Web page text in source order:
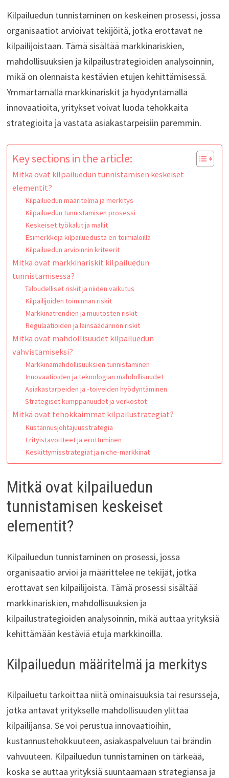
Kilpailuedun tunnistaminen on keskeinen prosessi, jossa
organisaatiot arvioivat tekijöitä, jotka erottavat ne
kilpailijoistaan. Tämä sisältää markkinariskien,
mahdollisuuksien ja kilpailustrategioiden analysoinnin,
mikä on olennaista kestävien etujen kehittämisessä.
Ymmärtämällä markkinariskit ja hyödyntämällä
innovaatioita, yritykset voivat luoda tehokkaita
strategioita ja vastata asiakastarpeisiin paremmin.
Key sections in the article:
Mitkä ovat kilpailuedun tunnistamisen keskeiset
elementit?
Kilpailuedun määritelmä ja merkitys
Kilpailuedun tunnistamisen prosessi
Keskeiset työkalut ja mallit
Esimerkkejä kilpailuedusta eri toimialoilla
Kilpailuedun arvioinnin kriteerit
Mitkä ovat markkinariskit kilpailuedun
tunnistamisessa?
Taloudelliset riskit ja niiden vaikutus
Kilpailijoiden toiminnan riskit
Markkinatrendien ja muutosten riskit
Regulaatioiden ja lainsäädännön riskit
Mitkä ovat mahdollisuudet kilpailuedun
vahvistamiseksi?
Markkinamahdollisuuksien tunnistaminen
Innovaatioiden ja teknologian mahdollisuudet
Asiakastarpeiden ja -toiveiden hyödyntäminen
Strategiset kumppanuudet ja verkostot
Mitkä ovat tehokkaimmat kilpailustrategiat?
Kustannusjohtajuusstrategia
Erityistavoitteet ja erottuminen
Keskittymisstrategiat ja niche-markkinat
Mitkä ovat kilpailuedun
tunnistamisen keskeiset
elementit?
Kilpailuedun tunnistaminen on prosessi, jossa
organisaatio arvioi ja määrittelee ne tekijät, jotka
erottavat sen kilpailijoista. Tämä prosessi sisältää
markkinariskien, mahdollisuuksien ja
kilpailustrategioiden analysoinnin, mikä auttaa yrityksiä
kehittämään kestäviä etuja markkinoilla.
Kilpailuedun määritelmä ja merkitys
Kilpailuetu tarkoittaa niitä ominaisuuksia tai resursseja,
jotka antavat yritykselle mahdollisuuden ylittää
kilpailijansa. Se voi perustua innovaatioihin,
kustannustehokkuuteen, asiakaspalveluun tai brändin
vahvuuteen. Kilpailuedun tunnistaminen on tärkeää,
koska se auttaa yrityksiä suuntaamaan strategiansa ja